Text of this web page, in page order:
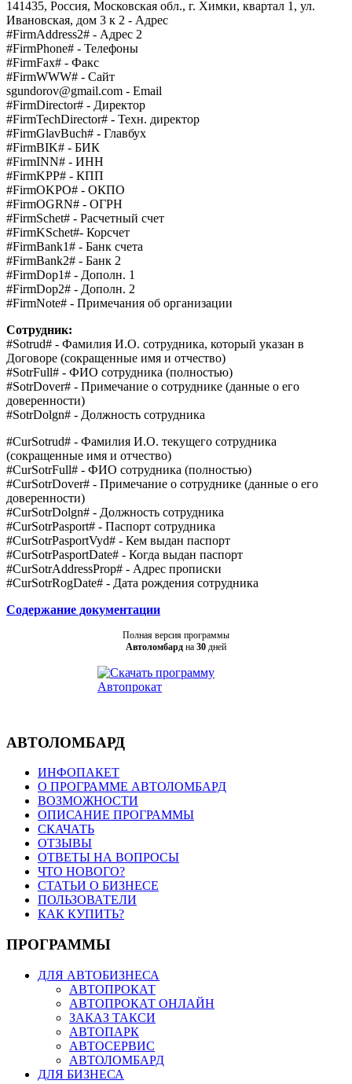
141435, Россия, Московская обл., г. Химки, квартал 1, ул.
Ивановская, дом 3 к 2 - Адрес
#FirmAddress2# - Адрес 2
#FirmPhone# - Телефоны
#FirmFax# - Факс
#FirmWWW# - Сайт
sgundorov@gmail.com - Email
#FirmDirector# - Директор
#FirmTechDirector# - Техн. директор
#FirmGlavBuch# - Главбух
#FirmBIK# - БИК
#FirmINN# - ИНН
#FirmKPP# - КПП
#FirmOKPO# - ОКПО
#FirmOGRN# - ОГРН
#FirmSchet# - Расчетный счет
#FirmKSchet#- Корсчет
#FirmBank1# - Банк счета
#FirmBank2# - Банк 2
#FirmDop1# - Дополн. 1
#FirmDop2# - Дополн. 2
#FirmNote# - Примечания об организации
Сотрудник:
#Sotrud# - Фамилия И.О. сотрудника, который указан в
Договоре (сокращенные имя и отчество)
#SotrFull# - ФИО сотрудника (полностью)
#SotrDover# - Примечание о сотруднике (данные о его
доверенности)
#SotrDolgn# - Должность сотрудника
#CurSotrud# - Фамилия И.О. текущего сотрудника
(сокращенные имя и отчество)
#CurSotrFull# - ФИО сотрудника (полностью)
#CurSotrDover# - Примечание о сотруднике (данные о его
доверенности)
#CurSotrDolgn# - Должность сотрудника
#CurSotrPasport# - Паспорт сотрудника
#CurSotrPasportVyd# - Кем выдан паспорт
#CurSotrPasportDate# - Когда выдан паспорт
#CurSotrAddressProp# - Адрес прописки
#CurSotrRogDate# - Дата рождения сотрудника
Содержание документации
Полная версия программы
Автоломбард на 30 дней
АВТОЛОМБАРД
ИНФОПАКЕТ
О ПРОГРАММЕ АВТОЛОМБАРД
ВОЗМОЖНОСТИ
ОПИСАНИЕ ПРОГРАММЫ
СКАЧАТЬ
ОТЗЫВЫ
ОТВЕТЫ НА ВОПРОСЫ
ЧТО НОВОГО?
СТАТЬИ О БИЗНЕСЕ
ПОЛЬЗОВАТЕЛИ
КАК КУПИТЬ?
ПРОГРАММЫ
ДЛЯ АВТОБИЗНЕСА
АВТОПРОКАТ
АВТОПРОКАТ ОНЛАЙН
ЗАКАЗ ТАКСИ
АВТОПАРК
АВТОСЕРВИС
АВТОЛОМБАРД
ДЛЯ БИЗНЕСА